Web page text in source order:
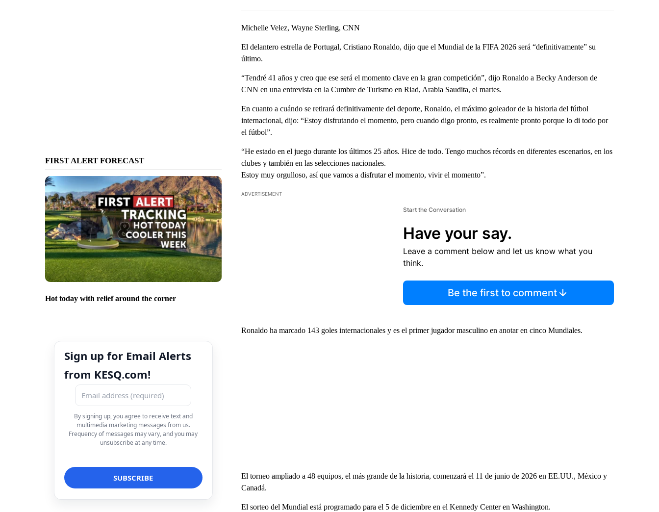
FIRST ALERT FORECAST
Hot today with relief around the corner
Sign up for Email Alerts
from KESQ.com!
By signing up, you agree to receive text and
multimedia marketing messages from us.
Frequency of messages may vary, and you may
unsubscribe at any time.
Michelle Velez, Wayne Sterling, CNN
El delantero estrella de Portugal, Cristiano Ronaldo, dijo que el Mundial de la FIFA 2026 será “definitivamente” su
último.
“Tendré 41 años y creo que ese será el momento clave en la gran competición”, dijo Ronaldo a Becky Anderson de
CNN en una entrevista en la Cumbre de Turismo en Riad, Arabia Saudita, el martes.
En cuanto a cuándo se retirará definitivamente del deporte, Ronaldo, el máximo goleador de la historia del fútbol
internacional, dijo: “Estoy disfrutando el momento, pero cuando digo pronto, es realmente pronto porque lo di todo por
el fútbol”.
“He estado en el juego durante los últimos 25 años. Hice de todo. Tengo muchos récords en diferentes escenarios, en los
clubes y también en las selecciones nacionales.
Estoy muy orgulloso, así que vamos a disfrutar el momento, vivir el momento”.
ADVERTISEMENT
Start the Conversation
Have your say.
Leave a comment below and let us know what you
think.
Be the first to comment
Ronaldo ha marcado 143 goles internacionales y es el primer jugador masculino en anotar en cinco Mundiales.
El torneo ampliado a 48 equipos, el más grande de la historia, comenzará el 11 de junio de 2026 en EE.UU., México y
Canadá.
El sorteo del Mundial está programado para el 5 de diciembre en el Kennedy Center en Washington.